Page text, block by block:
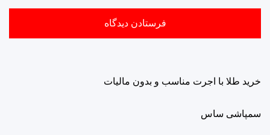
خرید طلا با اجرت مناسب و بدون مالیات
سمپاشی ساس